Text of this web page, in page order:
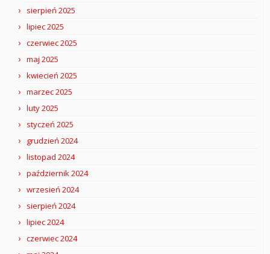
sierpień 2025
lipiec 2025
czerwiec 2025
maj 2025
kwiecień 2025
marzec 2025
luty 2025
styczeń 2025
grudzień 2024
listopad 2024
październik 2024
wrzesień 2024
sierpień 2024
lipiec 2024
czerwiec 2024